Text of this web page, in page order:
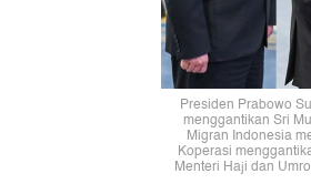
Presiden Prabowo
menggantikan Sri
Migran Indonesia
Koperasi
Menteri Haji dan